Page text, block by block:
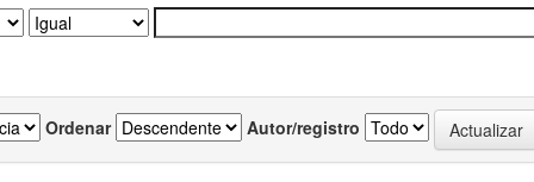
Ordenar Autor/registro